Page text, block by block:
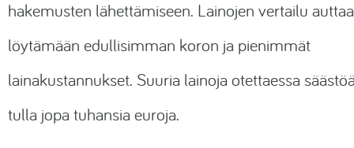
hakemusten lähettämiseen. Lainojen vertailu
löytämään edullisimman koron ja pienimmät
lainakustannukset. Suuria lainoja otettaessa
tulla jopa tuhansia euroja.